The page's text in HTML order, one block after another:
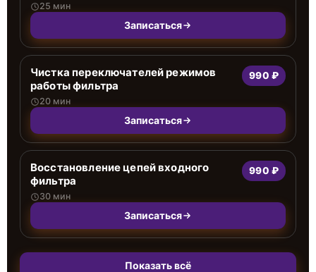
25 мин
Записаться
Чистка переключателей режимов
работы фильтра
20 мин
990 ₽
Записаться
Восстановление цепей входного
фильтра
30 мин
990 ₽
Записаться
Показать всё